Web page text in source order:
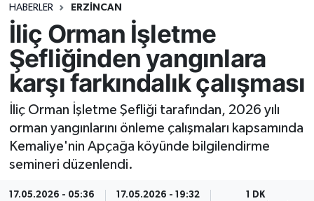
HABERLER ERZINCAN
İliç Orman İşletme
Şefliğinden yangınlara
karşı farkındalık çalışması
İliç Orman İşletme Şefliği tarafından, 2026 yılı
orman yangınlarını önleme çalışmaları kapsamında
Kemaliye'nin Apçağa köyünde bilgilendirme
semineri düzenlendi.
17.05.2026 - 05:36 17.05.2026 - 19:32 1 DK
Ekonomi
Gündem
Kültür-Sanat
Resmi İlan
Sağlık
Siyaset
Haber Arşivi